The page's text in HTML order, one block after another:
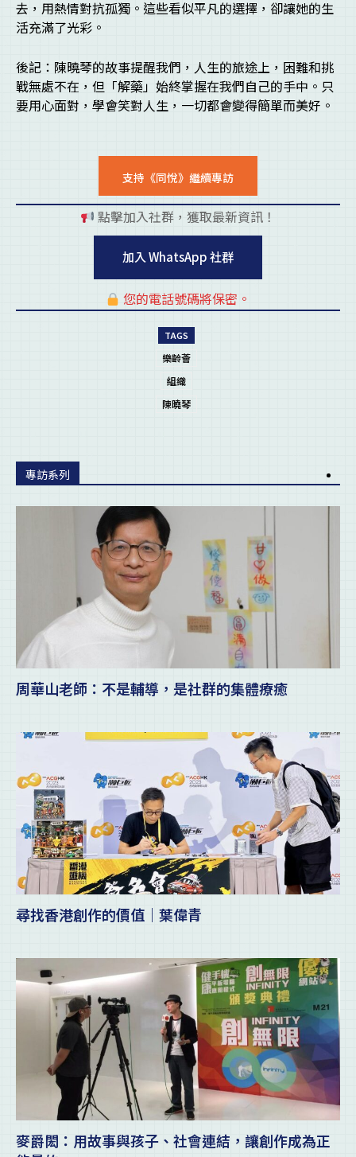
去，用熱情對抗孤獨。這些看似平凡的選擇，卻讓她的生
活充滿了光彩。
後記：陳曉琴的故事提醒我們，人生的旅途上，困難和挑
戰無處不在，但「解藥」始終掌握在我們自己的手中。只
要用心面對，學會笑對人生，一切都會變得簡單而美好。
支持《同悅》繼續專訪
點擊加入社群，獲取最新資訊！
加入 WhatsApp 社群
您的電話號碼將保密。
TAGS
樂齡薈
組織
陳曉琴
專訪系列
周華山老師：不是輔導，是社群的集體療癒
尋找香港創作的價值｜葉偉青
麥爵閎：用故事與孩子、社會連結，讓創作成為正